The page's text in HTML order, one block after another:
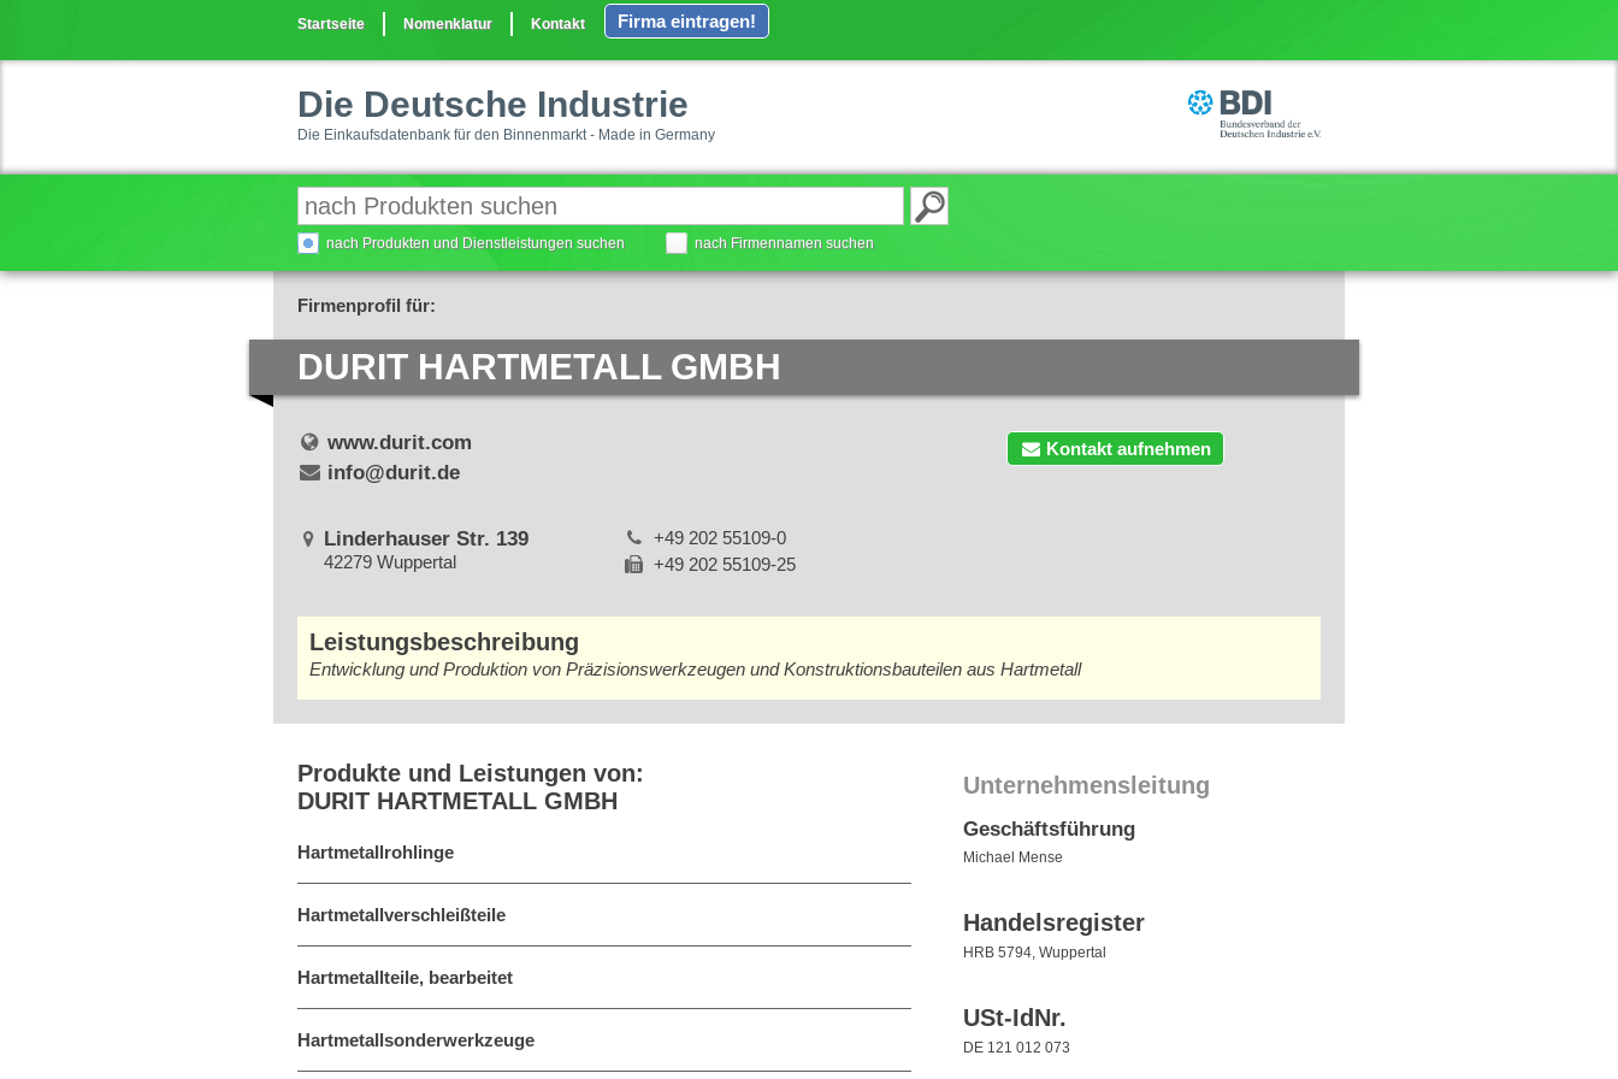
Startseite Nomenklatur Kontakt Firma eintragen!
Die Deutsche Industrie
Die Einkaufsdatenbank für den Binnenmarkt - Made in Germany
nach Produkten und Dienstleistungen suchen nach Firmennamen suchen
Firmenprofil für:
DURIT HARTMETALL GMBH
Kontakt aufnehmen
www.durit.com
info@durit.de
Linderhauser Str. 139
42279 Wuppertal
+49 202 55109-0
+49 202 55109-25
Leistungsbeschreibung
Entwicklung und Produktion von Präzisionswerkzeugen und Konstruktionsbauteilen aus Hartmetall
Produkte und Leistungen von:
DURIT HARTMETALL GMBH
Hartmetallrohlinge
Hartmetallverschleißteile
Hartmetallteile, bearbeitet
Hartmetallsonderwerkzeuge
Unternehmensleitung
Geschäftsführung
Michael Mense
Handelsregister
HRB 5794, Wuppertal
USt-IdNr.
DE 121 012 073